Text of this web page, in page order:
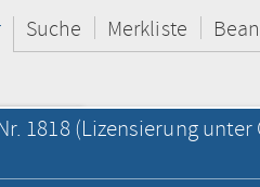
Suche Merkliste
1818(Lizensierung unter